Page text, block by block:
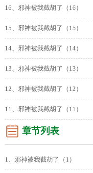
16、邪神被我截胡了（16）
15、邪神被我截胡了（15）
14、邪神被我截胡了（14）
13、邪神被我截胡了（13）
12、邪神被我截胡了（12）
11、邪神被我截胡了（11）
章节列表
1、邪神被我截胡了（1）